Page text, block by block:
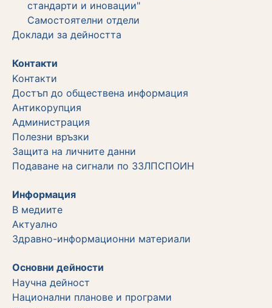
стандарти и иновации"
Самостоятелни отдели
Дoклади за дейността
Контакти
Kонтакти
Достъп до обществена информация
Aнтикорупция
Администрация
Полезни връзки
Защита на личните данни
Подаване на сигнали по ЗЗЛПСПОИН
Информация
В медиите
Актуално
Здравно-информационни материали
Основни дейности
Научна дейност
Национални планове и програми